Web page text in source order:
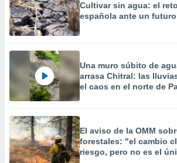
Cultivar sin agua: el
española ante un
Una muro súbito de
arrasa Chitral: las
el caos en el norte de
El aviso de la OMM
forestales: "el cambio
riesgo, pero no es el